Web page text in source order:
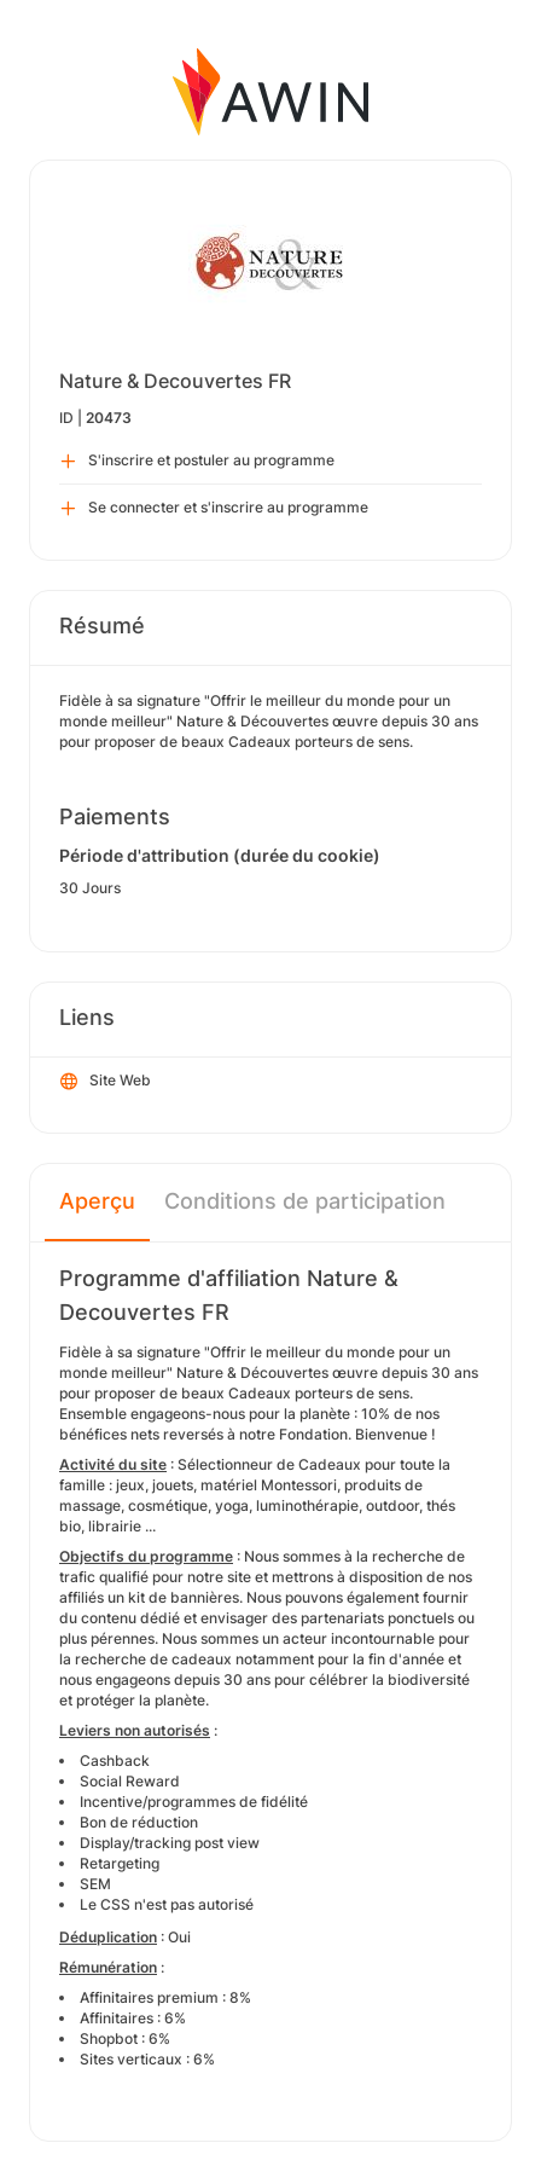
Nature & Decouvertes FR
ID | 20473
S'inscrire et postuler au programme
Se connecter et s'inscrire au programme
Résumé
Fidèle à sa signature "Offrir le meilleur du monde pour un
monde meilleur" Nature & Découvertes œuvre depuis 30 ans
pour proposer de beaux Cadeaux porteurs de sens.
Paiements
Période d'attribution (durée du cookie)
30 Jours
Liens
Site Web
Aperçu Conditions de participation
Programme d'affiliation Nature &
Decouvertes FR
Fidèle à sa signature "Offrir le meilleur du monde pour un
monde meilleur" Nature & Découvertes œuvre depuis 30 ans
pour proposer de beaux Cadeaux porteurs de sens.
Ensemble engageons-nous pour la planète : 10% de nos
bénéfices nets reversés à notre Fondation. Bienvenue !
Activité du site : Sélectionneur de Cadeaux pour toute la
famille : jeux, jouets, matériel Montessori, produits de
massage, cosmétique, yoga, luminothérapie, outdoor, thés
bio, librairie ...
Objectifs du programme : Nous sommes à la recherche de
trafic qualifié pour notre site et mettrons à disposition de nos
affiliés un kit de bannières. Nous pouvons également fournir
du contenu dédié et envisager des partenariats ponctuels ou
plus pérennes. Nous sommes un acteur incontournable pour
la recherche de cadeaux notamment pour la fin d'année et
nous engageons depuis 30 ans pour célébrer la biodiversité
et protéger la planète.
Leviers non autorisés :
Cashback
Social Reward
Incentive/programmes de fidélité
Bon de réduction
Display/tracking post view
Retargeting
SEM
Le CSS n'est pas autorisé
Déduplication : Oui
Rémunération :
Affinitaires premium : 8%
Affinitaires : 6%
Shopbot : 6%
Sites verticaux : 6%